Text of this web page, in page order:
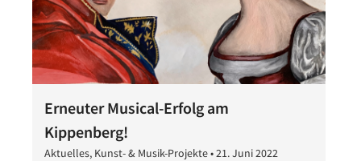
Erneuter Musical-Erfolg am
Kippenberg!
Aktuelles, Kunst- & Musik-Projekte•21. Juni 2022